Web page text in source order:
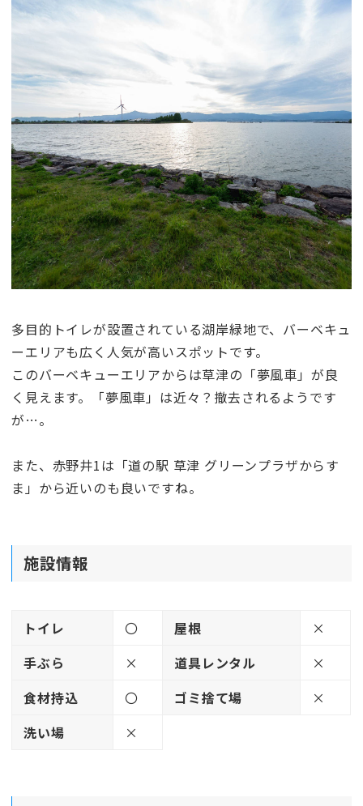
多目的トイレが設置されている湖岸緑地で、バーベキュ
ーエリアも広く人気が高いスポットです。
このバーベキューエリアからは草津の「夢風車」が良
く見えます。「夢風車」は近々？撤去されるようです
が…。
また、赤野井1は「道の駅 草津 グリーンプラザからす
ま」から近いのも良いですね。
施設情報
トイレ 〇 屋根
×
手ぶら
× 道具レンタル
×
食材持込
〇 ゴミ捨て場
×
洗い場
×